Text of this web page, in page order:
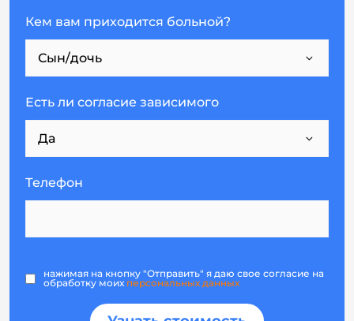
Кем вам приходится больной?
Есть ли согласие зависимого
Телефон
нажимая на кнопку "Отправить" я даю свое согласие на
обработку моих персональных данных